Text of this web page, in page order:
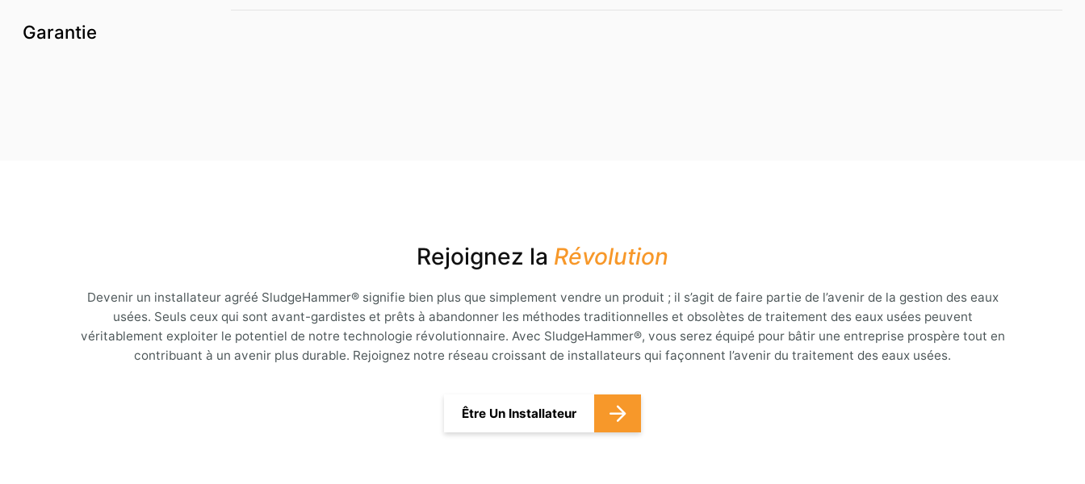
Garantie
Rejoignez la Révolution
Devenir un installateur agréé SludgeHammer® signifie bien plus que simplement vendre un produit ; il s’agit de faire partie de l’avenir de la gestion des eaux
usées. Seuls ceux qui sont avant-gardistes et prêts à abandonner les méthodes traditionnelles et obsolètes de traitement des eaux usées peuvent
véritablement exploiter le potentiel de notre technologie révolutionnaire. Avec SludgeHammer®, vous serez équipé pour bâtir une entreprise prospère tout en
contribuant à un avenir plus durable. Rejoignez notre réseau croissant de installateurs qui façonnent l’avenir du traitement des eaux usées.
Être Un Installateur